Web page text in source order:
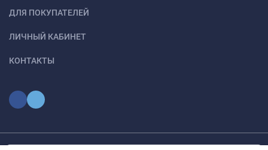
ДЛЯ ПОКУПАТЕЛЕЙ
ЛИЧНЫЙ КАБИНЕТ
КОНТАКТЫ